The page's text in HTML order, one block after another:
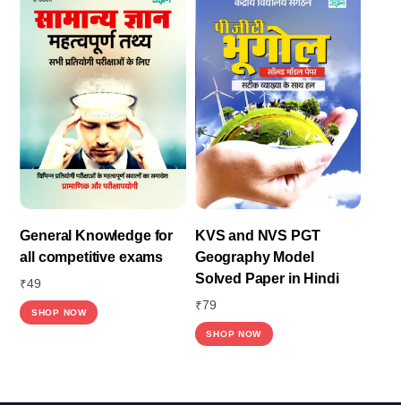
multiple
variants.
The
options
may
be
chosen
on
the
product
page
General Knowledge for
all competitive exams
₹49
SHOP NOW
KVS and NVS PGT
Geography Model
Solved Paper in Hindi
₹79
SHOP NOW